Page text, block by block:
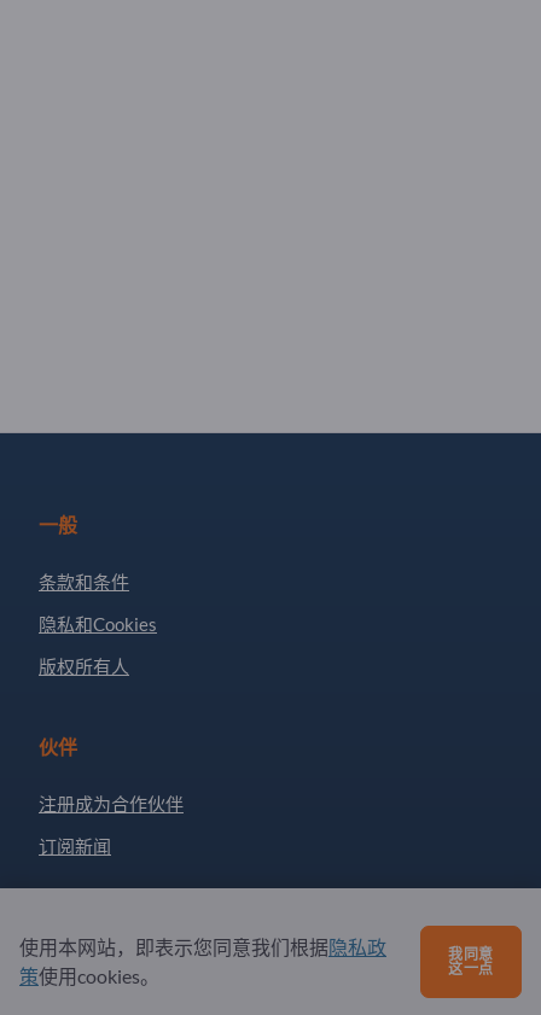
一般
条款和条件
隐私和Cookies
版权所有人
伙伴
注册成为合作伙伴
订阅新闻
问题和回答
使用本网站，即表示您同意我们根据隐私政
策使用cookies。
我同意
这一点